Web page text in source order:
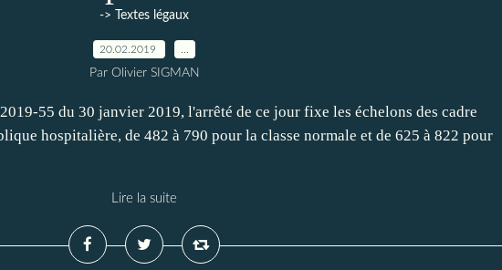
-> Textes légaux
20.02.2019
Par Olivier SIGMAN
55 du 30 janvier 2019, l'arrêté de ce jour fixe les échelons des cadre
hospitalière, de 482 à 790 pour la classe normale et de 625 à 822 pour
Lire la suite